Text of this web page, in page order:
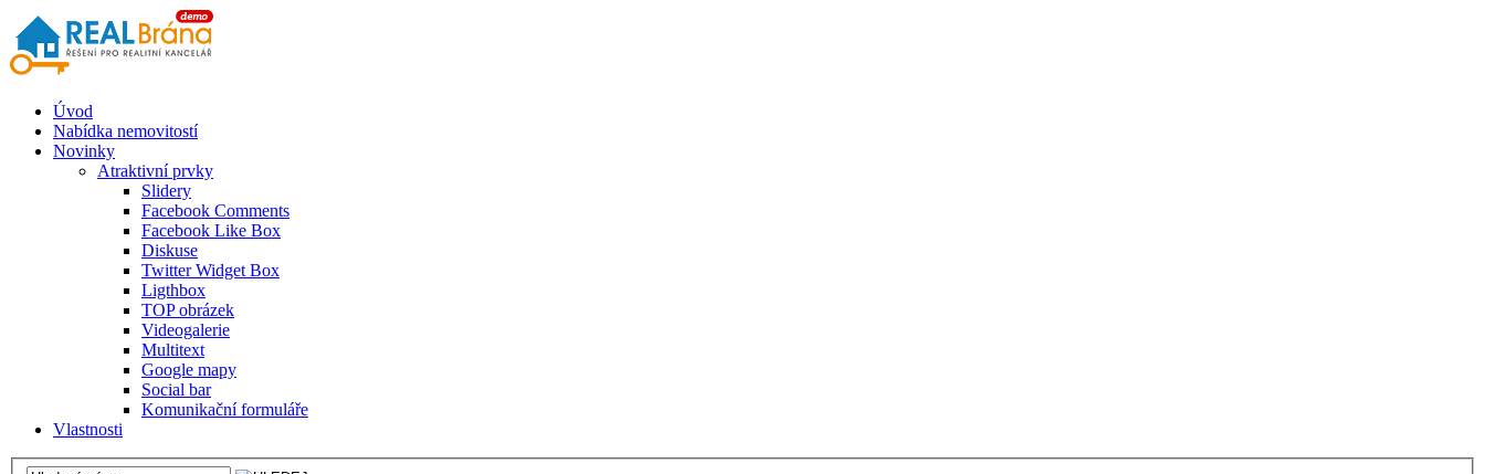
Úvod
Nabídka nemovitostí
Novinky
Atraktivní prvky
Slidery
Facebook Comments
Facebook Like Box
Diskuse
Twitter Widget Box
Ligthbox
TOP obrázek
Videogalerie
Multitext
Google mapy
Social bar
Komunikační formuláře
Vlastnosti